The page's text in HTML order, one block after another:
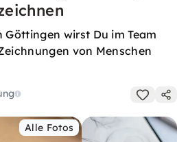
Göttingen wirst Du im Team
von Menschen
Alle Fotos